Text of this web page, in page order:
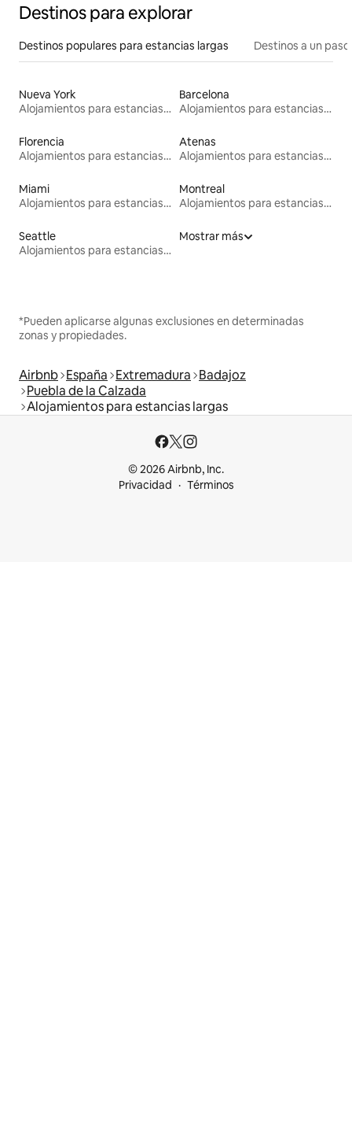
Destinos para explorar
Destinos populares para estancias largas Destinos a un
Nueva York
Alojamientos para estancias largas
Barcelona
Alojamientos para estancias largas
Florencia
Alojamientos para estancias largas
Atenas
Alojamientos para estancias largas
Miami
Alojamientos para estancias largas
Montreal
Alojamientos para estancias largas
Seattle
Alojamientos para estancias largas
Mostrar más
*Pueden aplicarse algunas exclusiones en determinadas
zonas y propiedades.
Airbnb España Extremadura Badajoz
Puebla de la Calzada
Alojamientos para estancias largas
© 2026 Airbnb, Inc.
Privacidad
Términos